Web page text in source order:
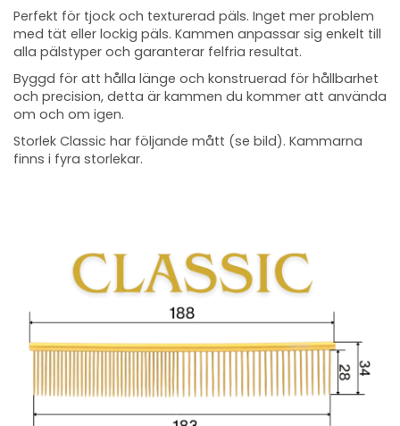
Perfekt för tjock och texturerad päls. Inget mer problem
med tät eller lockig päls. Kammen anpassar sig enkelt till
alla pälstyper och garanterar felfria resultat.
Byggd för att hålla länge och konstruerad för hållbarhet
och precision, detta är kammen du kommer att använda
om och om igen.
Storlek Classic har följande mått (se bild). Kammarna
finns i fyra storlekar.